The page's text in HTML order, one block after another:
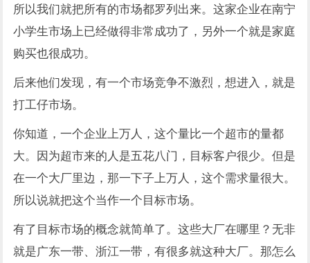
所以我们就把所有的市场都罗列出来。这家企业在南宁
小学生市场上已经做得非常成功了，另外一个就是家庭
购买也很成功。
后来他们发现，有一个市场竞争不激烈，想进入，就是
打工仔市场。
你知道，一个企业上万人，这个量比一个超市的量都
大。因为超市来的人是五花八门，目标客户很少。但是
在一个大厂里边，那一下子上万人，这个需求量很大。
所以说就把这个当作一个目标市场。
有了目标市场的概念就简单了。这些大厂在哪里？无非
就是广东一带、浙江一带，有很多就这种大厂。那怎么